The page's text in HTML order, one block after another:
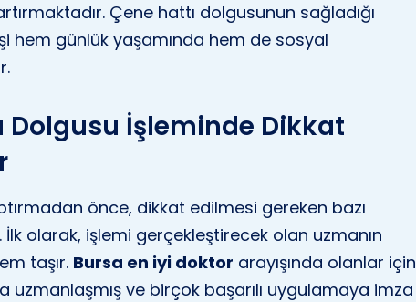
Çene hattı dolgusunun sağladığı
hem günlük yaşamında hem de sosyal
Dolgusu İşleminde Dikkat
önce, dikkat edilmesi gereken bazı
olarak, işlemi gerçekleştirecek olan uzmanın
taşır. Bursa en iyi doktor arayışında olanlar için
uzmanlaşmış ve birçok başarılı uygulamaya imza